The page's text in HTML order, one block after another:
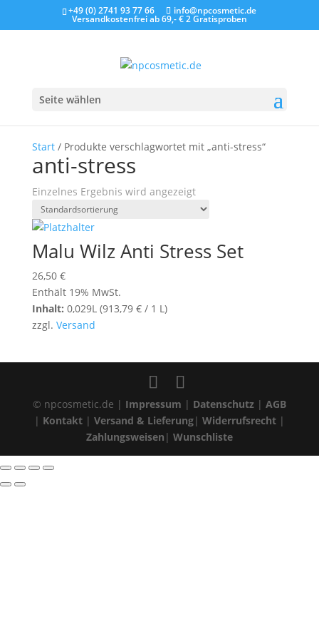
+49 (0) 2741 93 77 66 info@npcosmetic.de
Versandkostenfrei ab 69,- €2 Gratisproben
Seite wählen
Start/ Produkte verschlagwortet mit „anti-stress“
anti-stress
Einzelnes Ergebnis wird angezeigt
Malu Wilz Anti Stress Set
26,50 €
Enthält 19% MwSt.
Inhalt: 0,029L (913,79 €/ 1 L)
zzgl. Versand
© npcosmetic.de | Impressum | Datenschutz| AGB
| Kontakt| Versand & Lieferung| Widerrufsrecht|
Zahlungsweisen | Wunschliste